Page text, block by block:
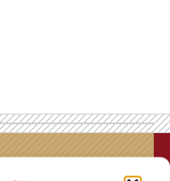
sul mondo